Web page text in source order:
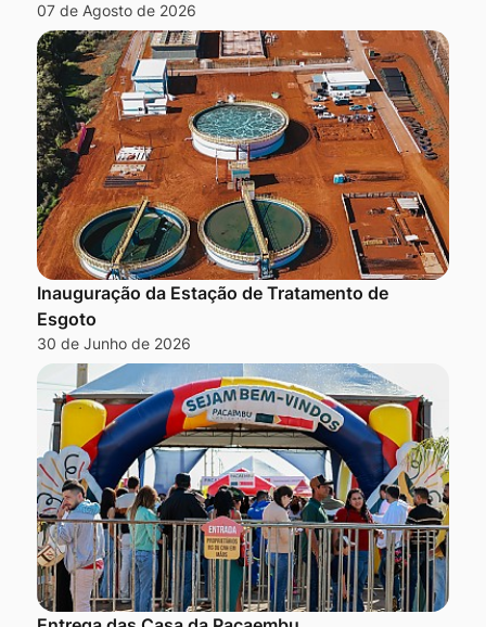
07 de Agosto de 2026
Inauguração da Estação de Tratamento de
Esgoto
30 de Junho de 2026